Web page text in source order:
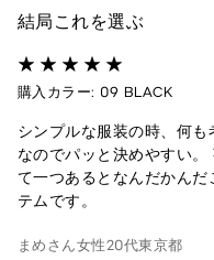
結局これを選ぶ
購入カラー: 09 BLACK
シンプルな服装の時、何
なのでパッと決めやすい。
て一つあるとなんだかん
テムです。
まめさん女性20代東京都